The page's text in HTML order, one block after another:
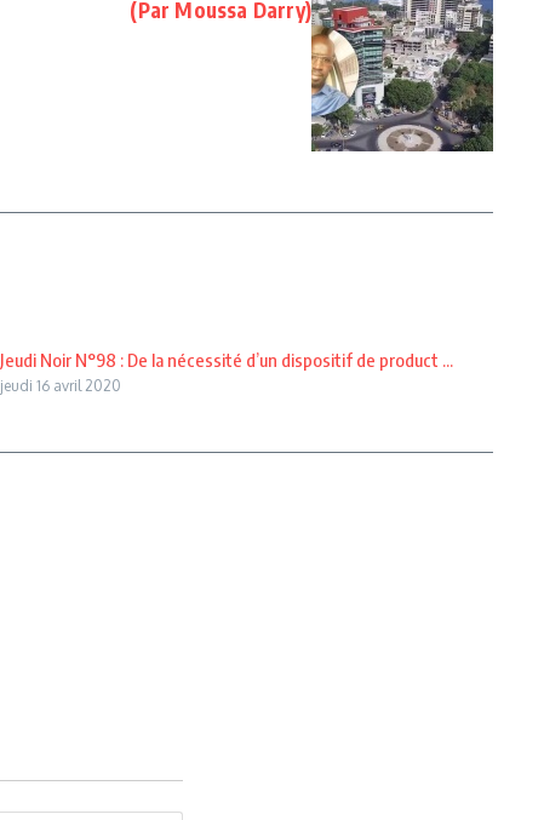
(Par Moussa Darry)
Jeudi Noir N°98 : De la nécessité d’un dispositif de product ...
jeudi 16 avril 2020